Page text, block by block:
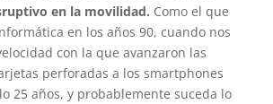
en la movilidad. Como el que
en los años 90, cuando nos
con la que avanzaron las
perforadas a los smartphones
25 años, y probablemente suceda lo